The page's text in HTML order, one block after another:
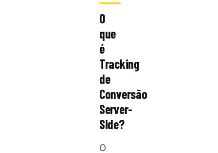
O
que
é
Tracking
de
Conversão
Server-
Side?
O